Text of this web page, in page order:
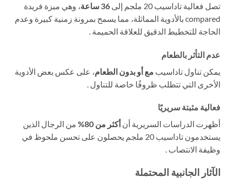
تصل فعالية تاداسيب 20 ملجم إلى 36 ساعة
، وهي ميزة فريدة
compared بالأدوية المماثلة، مما يسمح بمرونة زمنية كبيرة وعدم
الحاجة للتخطيط الدقيق للعلاقة الحميمة .
عدم التأثر بالطعام
يمكن تناول تاداسيب مع أو بدون الطعام، على عكس بعض الأدوية
الأخرى التي تتطلب ظروفًا خاصة للتناول .
فعالية مثبتة سريريًا
أظهرت الدراسات السريرية أن أكثر من 80%
​ من الرجال الذين
يستخدمون تاداسيب 20 ملجم يحصلون على تحسن ملحوظ في
وظيفة الانتصاب .
الآثار الجانبية المحتملة